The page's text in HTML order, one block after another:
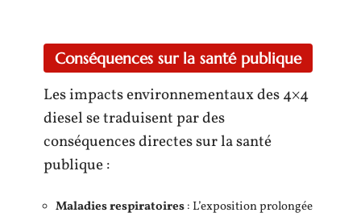
Conséquences sur la santé publique
Les impacts environnementaux des 4×4
diesel se traduisent par des
conséquences directes sur la santé
publique :
Maladies respiratoires: L’exposition prolongée